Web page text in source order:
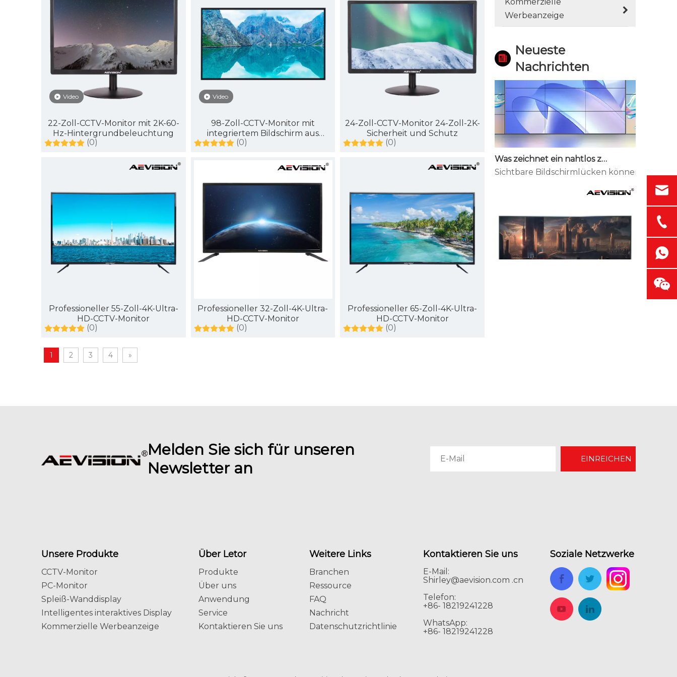
Video
22-Zoll-CCTV-Monitor mit 2K-60-
Hz-Hintergrundbeleuchtung
(0)
Video
98-Zoll-CCTV-Monitor mit
integriertem Bildschirm aus
gehärtetem Glas, großer
(0)
24-Zoll-CCTV-Monitor 24-Zoll-2K-
Sicherheit und Schutz
(0)
Professioneller 55-Zoll-4K-Ultra-
HD-CCTV-Monitor
(0)
Professioneller 32-Zoll-4K-Ultra-
HD-CCTV-Monitor
(0)
Professioneller 65-Zoll-4K-Ultra-
HD-CCTV-Monitor
(0)
1 2 3 4 »
Werbeanzeige
Neueste
Nachrichten
Outdoor-Bildschirme versagen leise, bevor
Sichtbare Bildschirmlücken können ein
Melden Sie sich für unseren
Newsletter an
EINREICHEN
Unsere Produkte
CCTV-Monitor
PC-Monitor
Spleiß-Wanddisplay
Intelligentes interaktives Display
Kommerzielle Werbeanzeige
Über Letor
Produkte
Über uns
Anwendung
Service
Kontaktieren Sie uns
Weitere Links
Branchen
Ressource
FAQ
Nachricht
Datenschutzrichtlinie
Kontaktieren Sie uns
E-Mail:
Shirley@aevision.com .cn
Telefon:
+86- 18219241228
WhatsApp:
+86- 18219241228
Soziale Netzwerke